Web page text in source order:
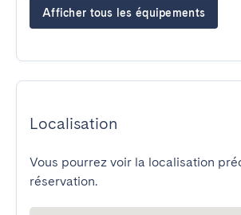
Afficher tous les équipements
Localisation
Vous pourrez voir la localisation
réservation.